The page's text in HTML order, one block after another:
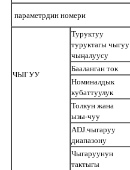
параметрдин номери
ЧЫГУУ
Туруктуу
туруктагы чыгуу
чыңалуусу
Бааланган ток
Номиналдык
кубаттуулук
Толкун жана
ызы-чуу
ADJ.чыгаруу
диапазону
Чыгаруунун
тактыгы